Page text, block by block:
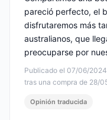
Publicado el 07/06/
tras una compra de 28/
pareció perfecto, el
disfrutaremos más
australianos, que
preocuparse por
Opinión traducida